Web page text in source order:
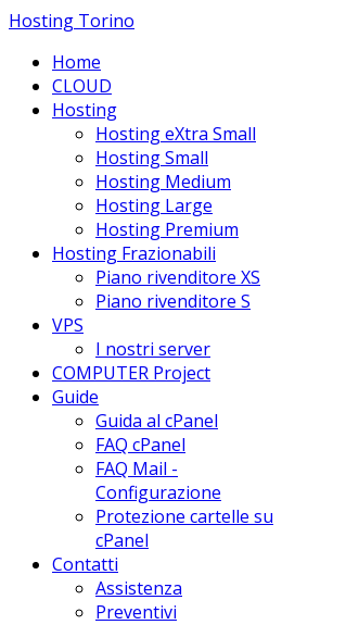
Hosting Torino
Home
CLOUD
Hosting
Hosting eXtra Small
Hosting Small
Hosting Medium
Hosting Large
Hosting Premium
Hosting Frazionabili
Piano rivenditore XS
Piano rivenditore S
VPS
I nostri server
COMPUTER Project
Guide
Guida al cPanel
FAQ cPanel
FAQ Mail -
Configurazione
Protezione cartelle su
cPanel
Contatti
Assistenza
Preventivi